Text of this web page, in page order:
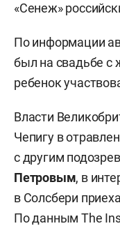
«Сенеж»
По информации
был на свадьбе с
ребенок
Власти
Чепигу в
с другим
Петровым, в
в Солсбери
По данным The